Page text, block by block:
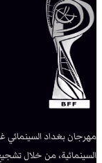
مهرجان بغداد السينمائي
السينمائية، من خلال